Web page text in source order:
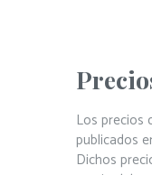
Los precios
publicados
Dichos